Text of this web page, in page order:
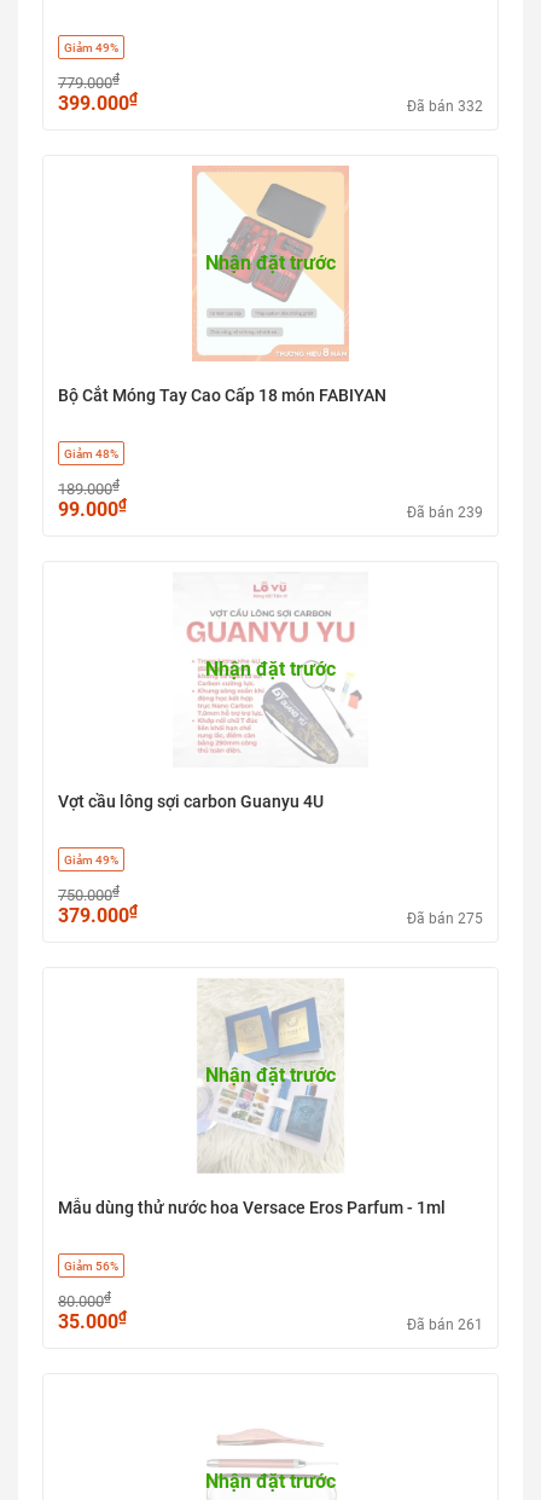
Giảm 49%
779.000₫
399.000₫ Đã bán 332
Nhận đặt trước
Bộ Cắt Móng Tay Cao Cấp 18 món FABIYAN
Giảm 48%
189.000₫
99.000₫ Đã bán 239
Nhận đặt trước
Vợt cầu lông sợi carbon Guanyu 4U
Giảm 49%
750.000₫
379.000₫ Đã bán 275
Nhận đặt trước
Mẫu dùng thử nước hoa Versace Eros Parfum - 1ml
Giảm 56%
80.000₫
35.000₫ Đã bán 261
Nhận đặt trước